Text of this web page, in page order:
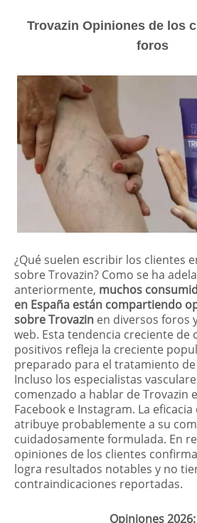
Trovazin Opiniones de los
foros
¿Qué suelen escribir los clientes
sobre Trovazin? Como se ha
anteriormente, muchos
en España están compartiendo
sobre Trovazin en diversos foros
web. Esta tendencia creciente de
positivos refleja la creciente
preparado para el tratamiento de
Incluso los especialistas
comenzado a hablar de Trovazin
Facebook e Instagram. La
atribuye probablemente a su
cuidadosamente formulada. En
opiniones de los clientes
logra resultados notables y no
contraindicaciones reportadas.
Opiniones 2026: